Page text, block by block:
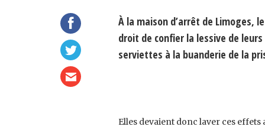
À la maison d’arrêt de Limoges,
droit de confier la lessive de
serviettes à la buanderie de la
Elles devaient donc laver ces effets